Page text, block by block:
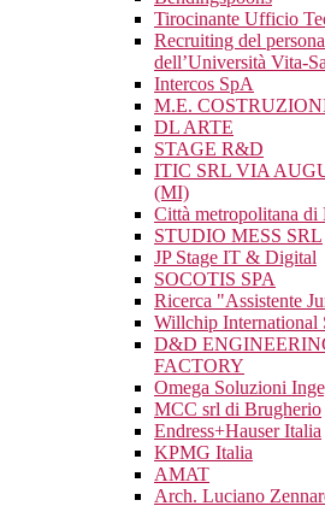
Tirocinante Ufficio
Recruiting del
dell’Università Vita-
Intercos SpA
M.E.
DL ARTE
STAGE R&D
ITIC SRL VIA
(MI)
Città metropolitana di
STUDIO MESS SRL
JP Stage IT & Digital
SOCOTIS SPA
Ricerca "Assistente
Willchip International
D&D
FACTORY
Omega Soluzioni
MCC srl di Brugherio
Endress+Hauser Italia
KPMG Italia
AMAT
Arch. Luciano